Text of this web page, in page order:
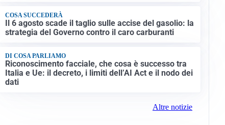
COSA SUCCEDERÀ
Il 6 agosto scade il taglio sulle accise del gasolio: la
strategia del Governo contro il caro carburanti
DI COSA PARLIAMO
Riconoscimento facciale, che cosa è successo tra
Italia e Ue: il decreto, i limiti dell’AI Act e il nodo dei
dati
Altre notizie